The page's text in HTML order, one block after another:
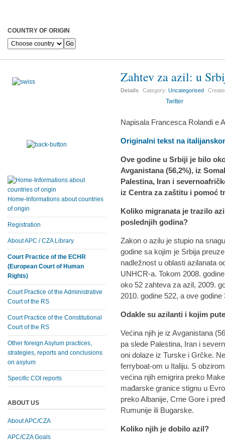
COUNTRY OF ORIGIN
Zahtev za azil: u
Details Category:Uncategorised
Twitter
Napisala Francesca Rolandi e
Originalni tekst na
Ove godine u Srbiji je bilo
Avganistana (56,2%), iz
Palestina, Iran i
iz Centra za zaštitu i pomoć
Koliko migranata je trazilo
poslednjih godina?
Zakon o azilu je stupio na
godine sa kojim je Srbija
nadležnost u oblasti azilanata
UNHCR-a. Tokom 2008.
oko 52 zahteva za azil, 2009.
2010. godine 522, a ove godine
Odakle su azilanti i kojim
Većina njih je iz Avganistana
pa slede Palestina, Iran i
oni dolaze iz Turske i Grčke.
ferryboat-om u Italiju. S
većina njih emigrira preko
mađarske granice stignu u
preko Albanije, Crne Gore i
Rumunije ili Bugarske.
Koliko njih je dobilo azil?
Home-Informations about countries
of origin
Registration
About APC / CZA Library
Court Practice of the ECHR
(European Court of Human
Rights)
Court Practice of the Administrative
Court of the RS
Court Practice of the Constitutional
Court of the RS
Other foreign Asylum practices,
strategies, reports and conclusions
on asylum
Specific COI reports
ABOUT US
About APC/CZA
APC/CZA Goals